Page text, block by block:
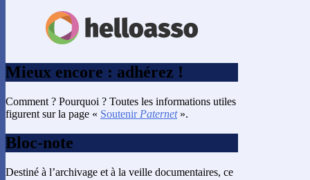
Mieux encore : adhérez !
Comment ? Pourquoi ? Toutes les informations utiles
figurent sur la page « Soutenir Paternet».
Bloc-note
Destiné à l’archivage et à la veille documentaires, ce